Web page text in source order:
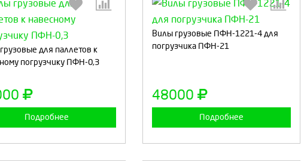
для паллетов к
погрузчику ПФН-0,3
Подробнее
количество:
Продолжить
Вилы грузовые ПФН-1221-4 для
погрузчика ПФН-21
48000
Подробнее
Выберите количество:
Продолжить